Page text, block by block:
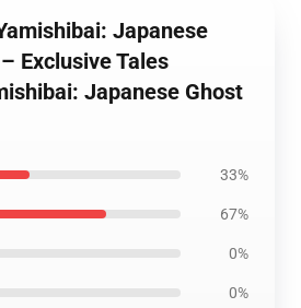
Japanese
Exclusive Tales
Japanese Ghost
33%
67%
0%
0%